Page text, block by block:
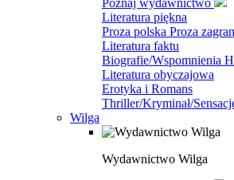
Poznaj wydawnictwo
Literatura piękna
Proza polska Proza
Literatura faktu
Biografie/Wspomnienia
Literatura obyczajowa
Erotyka i Romans
Thriller/Kryminał/
Wilga
Wydawnictwo Wilga